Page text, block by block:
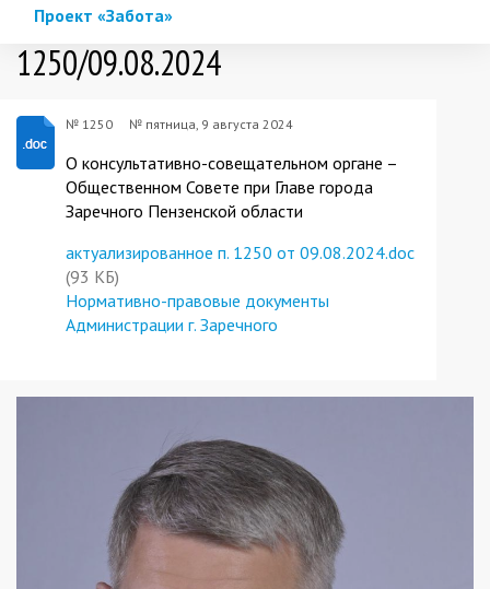
Проект «Забота»
1250/09.08.2024
№ 1250 № пятница, 9 августа 2024
О консультативно-совещательном органе –
Общественном Совете при Главе города
Заречного Пензенской области
актуализированное п. 1250 от 09.08.2024.doc
(93 КБ)
Нормативно-правовые документы
Администрации г. Заречного